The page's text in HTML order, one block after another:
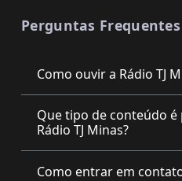
Perguntas Frequentes
Como ouvir a Rádio TJ
Que tipo de conteúdo
Rádio TJ Minas?
Como entrar em